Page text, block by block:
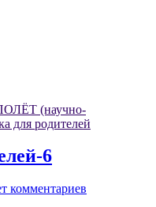
(научно-
для родителей
6
комментариев